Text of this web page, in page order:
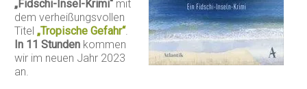
„Fidschi-Insel-Krimi“ mit
dem verheißungsvollen
Titel„Tropische Gefahr“.
In 11 Stunden kommen
wir im neuen Jahr 2023
an.